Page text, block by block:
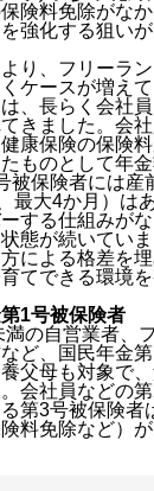
険料免除がなか
強化する狙いが
り、フリーラ
ケースが増え
、長らく会社
きました。会
康保険の保険料
ものとして年
被保険者には産
最大4か月）は
する仕組みが
態が続いてい
による格差を
てできる環境
1号被保険者
の自営業者、
ど、国民年金
父母も対象で
会社員などの
第3号被保険者
料免除など）